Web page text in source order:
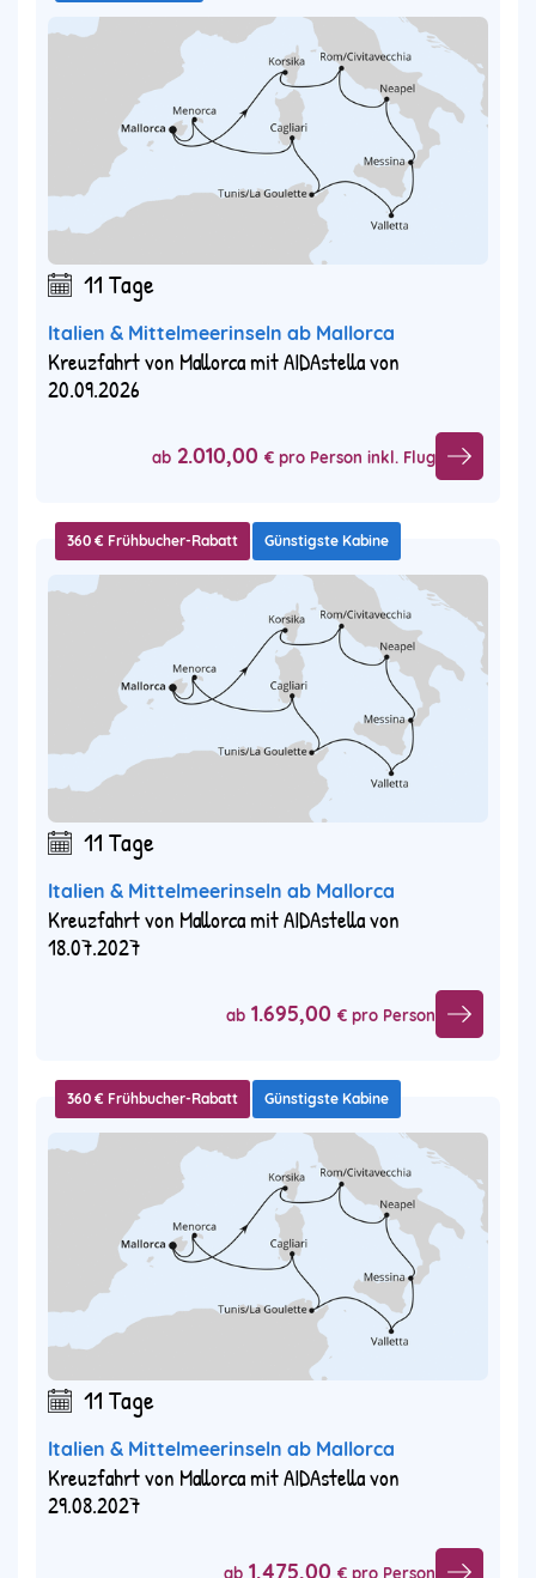
11 Tage
Italien & Mittelmeerinseln ab Mallorca
Kreuzfahrt von Mallorca mit AIDAstella von
20.09.2026
ab 2.010,00 € pro Person inkl. Flug
360 € Frühbucher-Rabatt Günstigste Kabine
11 Tage
Italien & Mittelmeerinseln ab Mallorca
Kreuzfahrt von Mallorca mit AIDAstella von
18.07.2027
ab 1.695,00 € pro Person
360 € Frühbucher-Rabatt Günstigste Kabine
11 Tage
Italien & Mittelmeerinseln ab Mallorca
Kreuzfahrt von Mallorca mit AIDAstella von
29.08.2027
ab 1.475,00 € pro Person